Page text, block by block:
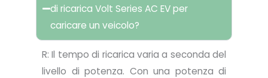
di ricarica Volt Series AC EV per
caricare un veicolo?
R: Il tempo di ricarica varia a seconda del
livello di potenza. Con una potenza di